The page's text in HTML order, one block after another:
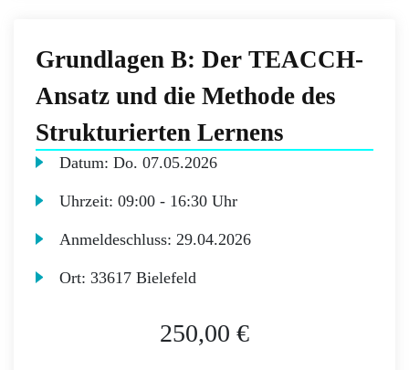
Grundlagen B: Der TEACCH-
Ansatz und die Methode des
Strukturierten Lernens
Datum:Do. 07.05.2026
Uhrzeit:09:00 - 16:30 Uhr
Anmeldeschluss:29.04.2026
Ort:33617 Bielefeld
250,00 €